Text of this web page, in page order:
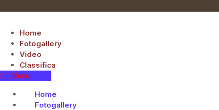
Home
Fotogallery
Video
Classifica
Menu
Home
Fotogallery